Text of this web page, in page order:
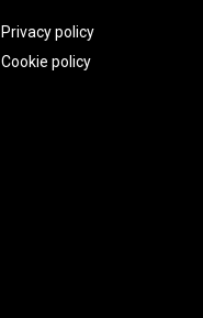
Privacy policy
Cookie policy